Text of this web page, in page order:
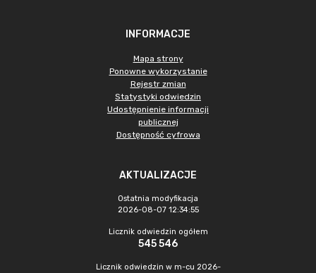
INFORMACJE
Mapa strony
Ponowne wykorzystanie
Rejestr zmian
Statystyki odwiedzin
Udostępnienie informacji
publicznej
Dostępność cyfrowa
AKTUALIZACJE
Ostatnia modyfikacja
2026-08-07 12:34:55
Licznik odwiedzin ogółem
545 546
Licznik odwiedzin w m-cu 2026-